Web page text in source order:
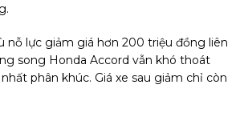
nỗ lực giảm giá hơn 200 triệu đồng liên
song Honda Accord vẫn khó thoát
phân khúc. Giá xe sau giảm chỉ còn